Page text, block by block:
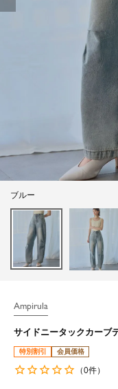
ブルー
Ampirula
サイドニータックカーブ
特別割引 会員価格
（0件）